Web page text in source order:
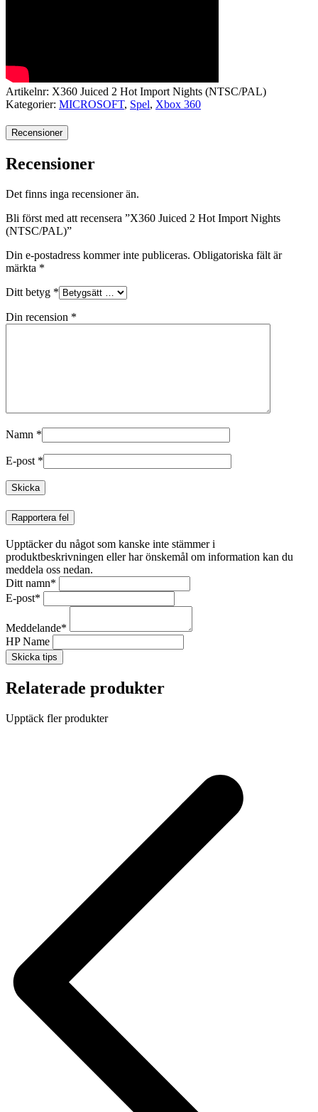
Artikelnr: X360 Juiced 2 Hot Import Nights (NTSC/PAL)
Kategorier: MICROSOFT, Spel, Xbox 360
Recensioner
Recensioner
Det finns inga recensioner än.
Bli först med att recensera ”X360 Juiced 2 Hot Import Nights
(NTSC/PAL)”
Din e-postadress kommer inte publiceras. Obligatoriska fält är
märkta *
Ditt betyg *
Din recension *
Namn *
E-post *
Rapportera fel
Upptäcker du något som kanske inte stämmer i
produktbeskrivningen eller har önskemål om information kan du
meddela oss nedan.
Ditt namn*
E-post*
Meddelande*
HP Name
Skicka tips
Relaterade produkter
Upptäck fler produkter